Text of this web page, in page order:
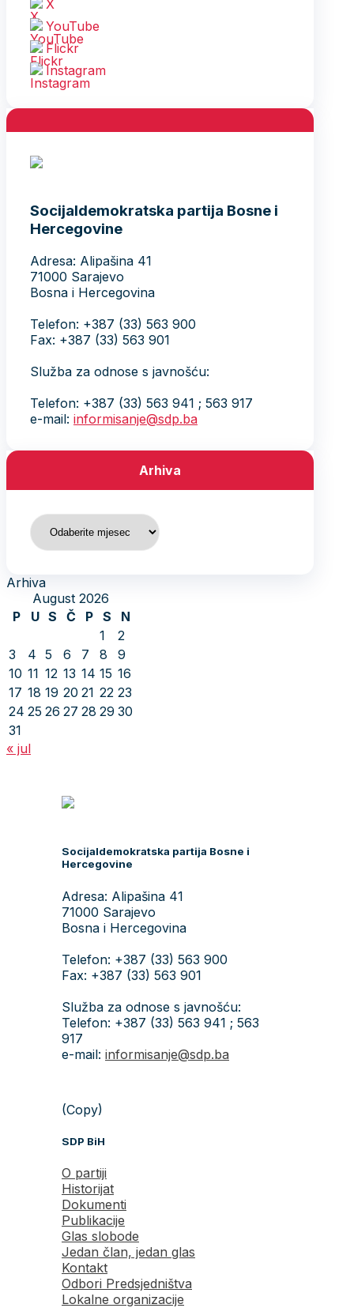
X
YouTube
Flickr
Instagram
Socijaldemokratska partija Bosne i
Hercegovine
Adresa: Alipašina 41
71000 Sarajevo
Bosna i Hercegovina
Telefon: +387 (33) 563 900
Fax: +387 (33) 563 901
Služba za odnose s javnošću:
Telefon: +387 (33) 563 941 ; 563 917
e-mail: informisanje@sdp.ba
Arhiva
Arhiva
Arhiva
August 2026
P
U S Č P S
N
1
2
3
4 5 6 7 8
9
10 11 12 13 14 15 16
17 18 19 20 21 22 23
24 25 26 27 28 29 30
31
« jul
Socijaldemokratska partija Bosne i
Hercegovine
Adresa: Alipašina 41
71000 Sarajevo
Bosna i Hercegovina
Telefon: +387 (33) 563 900
Fax: +387 (33) 563 901
Služba za odnose s javnošću:
Telefon: +387 (33) 563 941 ; 563
917
e-mail: informisanje@sdp.ba
(Copy)
SDP BiH
O partiji
Historijat
Dokumenti
Publikacije
Glas slobode
Jedan član, jedan glas
Kontakt
Odbori Predsjedništva
Lokalne organizacije